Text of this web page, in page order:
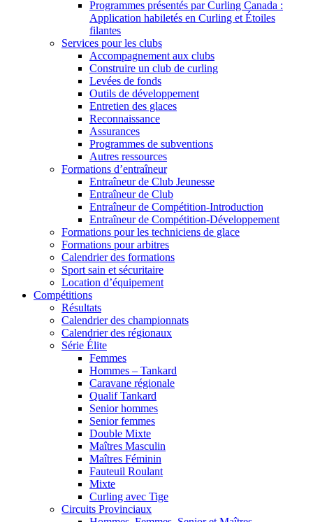
Programmes présentés par Curling Canada :
Application habiletés en Curling et Étoiles
filantes
Services pour les clubs
Accompagnement aux clubs
Construire un club de curling
Levées de fonds
Outils de développement
Entretien des glaces
Reconnaissance
Assurances
Programmes de subventions
Autres ressources
Formations d’entraîneur
Entraîneur de Club Jeunesse
Entraîneur de Club
Entraîneur de Compétition-Introduction
Entraîneur de Compétition-Développement
Formations pour les techniciens de glace
Formations pour arbitres
Calendrier des formations
Sport sain et sécuritaire
Location d’équipement
Compétitions
Résultats
Calendrier des championnats
Calendrier des régionaux
Série Élite
Femmes
Hommes – Tankard
Caravane régionale
Qualif Tankard
Senior hommes
Senior femmes
Double Mixte
Maîtres Masculin
Maîtres Féminin
Fauteuil Roulant
Mixte
Curling avec Tige
Circuits Provinciaux